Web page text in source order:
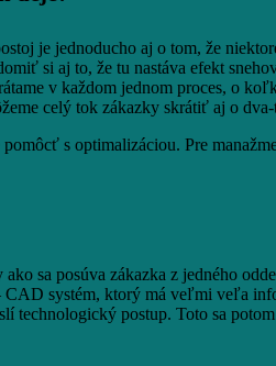
je jednoducho aj o tom, že
si aj to, že tu nastáva efekt
v každom jednom proces, o
celý tok zákazky skrátiť aj o
s optimalizáciou. Pre
sa posúva zákazka z jedného
systém, ktorý má veľmi veľa
postup. Toto sa